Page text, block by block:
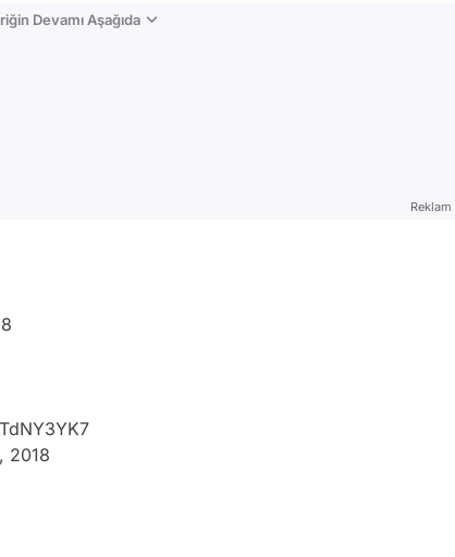
Devamı Aşağıda
Reklam
2018